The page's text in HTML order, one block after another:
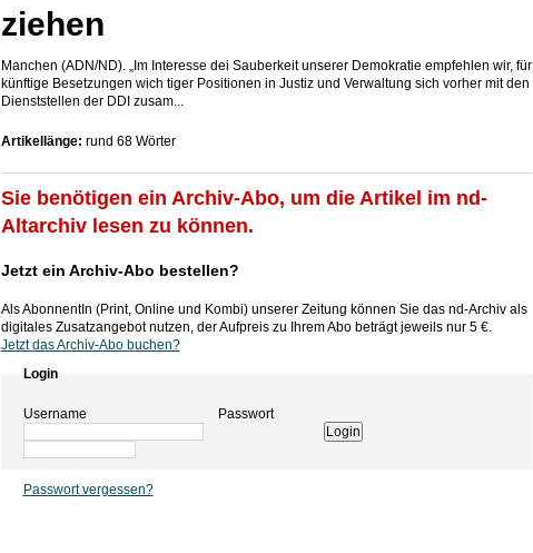
ziehen
Manchen (ADN/ND). „Im Interesse dei Sauberkeit unserer Demokratie empfehlen wir, für
künftige Besetzungen wich tiger Positionen in Justiz und Verwaltung sich vorher mit den
Dienststellen der DDI zusam...
Artikellänge: rund 68 Wörter
Sie benötigen ein Archiv-Abo, um die Artikel im nd-
Altarchiv lesen zu können.
Jetzt ein Archiv-Abo bestellen?
Als AbonnentIn (Print, Online und Kombi) unserer Zeitung können Sie das nd-Archiv als
digitales Zusatzangebot nutzen, der Aufpreis zu Ihrem Abo beträgt jeweils nur 5 €.
Jetzt das Archiv-Abo buchen?
Login
Username Passwort
Passwort vergessen?